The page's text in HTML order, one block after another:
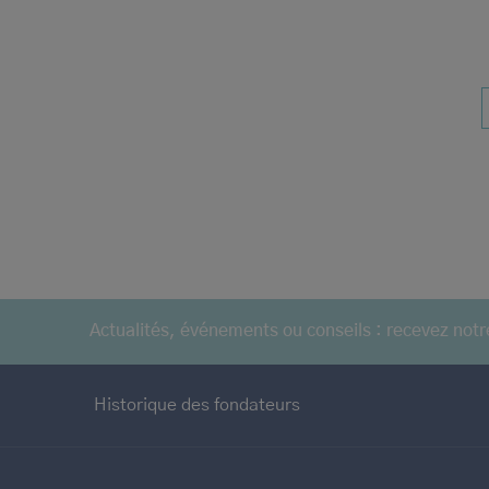
Actualités, événements ou conseils : recevez
Historique des fondateurs